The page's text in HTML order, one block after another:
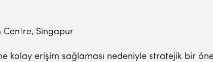
Centre, Singapur
kolay erişim sağlaması nedeniyle stratejik bir